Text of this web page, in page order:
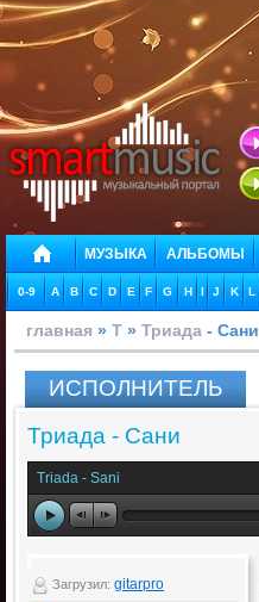
МУЗЫКА АЛЬБОМЫ
0-9 A B C D E F G H I J K L
главная » Т » Триада - Сани
ИСПОЛНИТЕЛЬ
Триада - Сани
Triada - Sani
Загрузил: gitarpro